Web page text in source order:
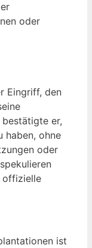
oder
Eingriff, den
er,
haben, ohne
oder
offizielle
ist